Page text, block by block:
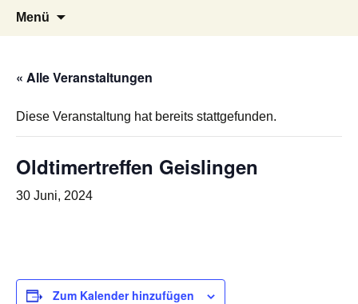
schurwald-classic
Oldtimertreffen in Baltmannsweiler am
16.08.2020
Menü
« Alle Veranstaltungen
Diese Veranstaltung hat bereits stattgefunden.
Oldtimertreffen Geislingen
30 Juni, 2024
Zum Kalender hinzufügen